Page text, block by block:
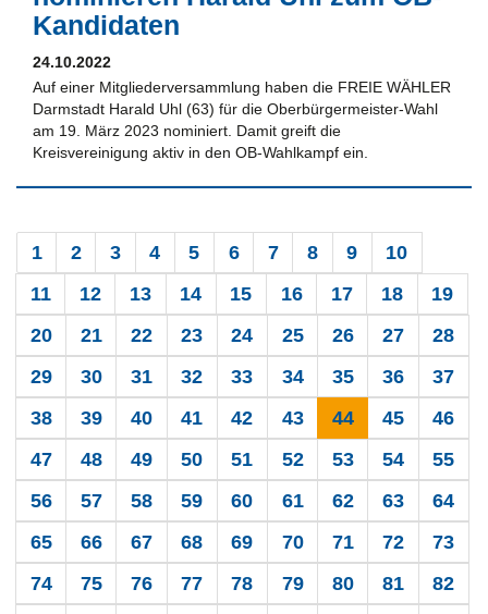
Kandidaten
24.10.2022
Auf einer Mitgliederversammlung haben die FREIE WÄHLER
Darmstadt Harald Uhl (63) für die Oberbürgermeister-Wahl
am 19. März 2023 nominiert. Damit greift die
Kreisvereinigung aktiv in den OB-Wahlkampf ein.
1 2 3 4 5 6 7 8 9
10
11
12 13 14 15 16 17 18
19
20
21 22 23 24 25 26 27
28
29
30 31 32 33 34 35 36
37
38
39 40 41 42 43 44 45
46
47
48 49 50 51 52 53 54
55
56
57 58 59 60 61 62 63
64
65
66 67 68 69 70 71 72
73
74
75 76 77 78 79 80 81
82